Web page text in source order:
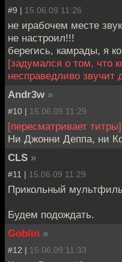
#9 | 15.06.09 11:26
не ирабочем месте
не настроил!!!
берегись, камрады, я
[задумался о том, что
несправедливо звучит
Andr3w »
#10 | 15.06.09 11:29
[пересматривает титры]
Ни Джонни Деппа, ни
CLS »
#11 | 15.06.09 11:29
Прикольный
Будем подождать.
Goblin »
#12 | 15.06.09 11:33